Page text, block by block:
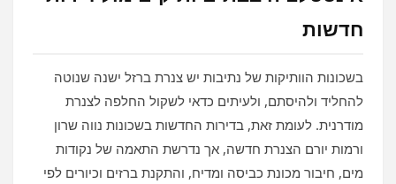
חדשות
בשכונות הוותיקות של נתיבות יש צנרת ברזל ישנה שנוטה
להחליד ולהיסתם, ולעיתים כדאי לשקול החלפה לצנרת
מודרנית. לעומת זאת, בדירות החדשות בשכונות נווה שרון
ורמות יורם הצנרת חדשה, אך נדרשת התאמה של נקודות
מים, חיבור מכונת כביסה ומדיח, והתקנת ברזים וכיורים לפי